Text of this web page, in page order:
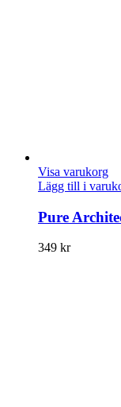
Visa varukorg
Lägg till i
Pure
349 kr